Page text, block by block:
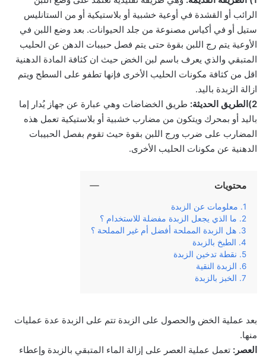
الرائب أو القشدة في أوعية خشبية أو بلاستيكية أو من الستانليس
ستيل أو في أكياس مصنوعة من جلد الحيوانات. بعد وضع اللبن في
الأوعية يتم رج اللبن بقوة حتى يتم فصل حبيبات الدهن عن الحليب
المتبقي والذي يعرف باسم لبن الخض حيث ان كثافة المادة الدهنية
اقل من كثافة مكونات الحليب الأخرى فإنها تطفو على السطح ويتم
ازالة الزبدة باليد.
2)الطريق الحديثة:
طريق الخضاضات وهي عبارة عن جهاز يُدار إما
باليد أو بمحرك ويتكون من مضارب خشبية أو بلاستيكية تعمل هذه
المضارب على ضرب ورج اللبن بقوة حيث تقوم بفصل الحبيبات
الدهنية عن مكونات الحليب الأخرى.
محتويات
معلومات عن الزبدة
ما الذي يجعل الزبدة مفضلة للاستخدام ؟
هل الزبدة المملحة أفضل أم غير المملحة ؟
الطبخ بالزبدة
نقطة تدخين الزبدة
الزبدة النقية
الخبز بالزبدة
بعد عملية الخض والحصول على الزبدة تتم على الزبدة عدة عمليات
منها.
العصر: تعمل عملية العصر على إزالة الماء المتبقي بالزبدة وإعطاء